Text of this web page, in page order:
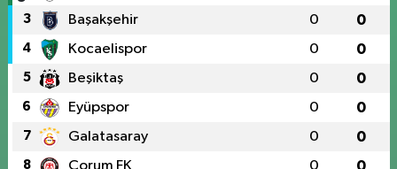
3 Başakşehir 0 0
4 Kocaelispor 0 0
5 Beşiktaş 0 0
6 Eyüpspor 0 0
7 Galatasaray 0 0
8